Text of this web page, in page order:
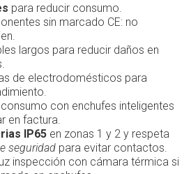
para reducir consumo.
sin marcado CE: no
largos para reducir daños en
de electrodomésticos para
con enchufes inteligentes
en factura.
IP65 en zonas 1 y 2 y respeta
seguridad para evitar contactos.
inspección con cámara térmica si